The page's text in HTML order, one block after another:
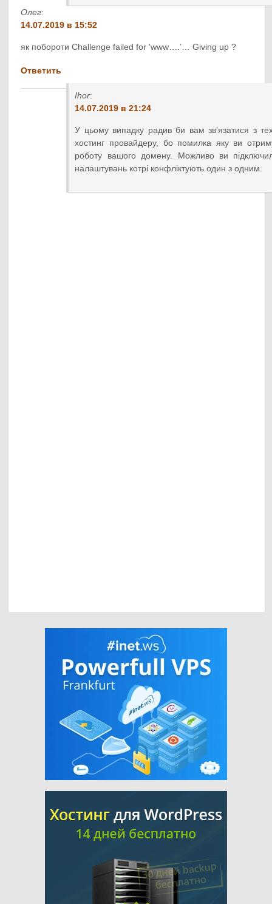
Олег:
14.07.2019 в 15:52
як побороти Challenge failed for ‘www….’… Giving up ?
Ответить
Ihor:
14.07.2019 в 21:24
У цьому випадку радив би вам зв’язатися з
хостинг провайдеру, бо помилка яку ви
роботу вашого домену. Можливо ви
налаштувань котрі конфліктують один з одним.